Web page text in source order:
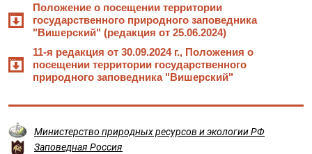
Положение о посещении территории
государственного природного заповедника
"Вишерский" (редакция от 25.06.2024)
11-я редакция от 30.09.2024 г., Положения о
посещении территории государственного
природного заповедника "Вишерский"
Министерство природных ресурсов и экологии РФ
Заповедная Россия